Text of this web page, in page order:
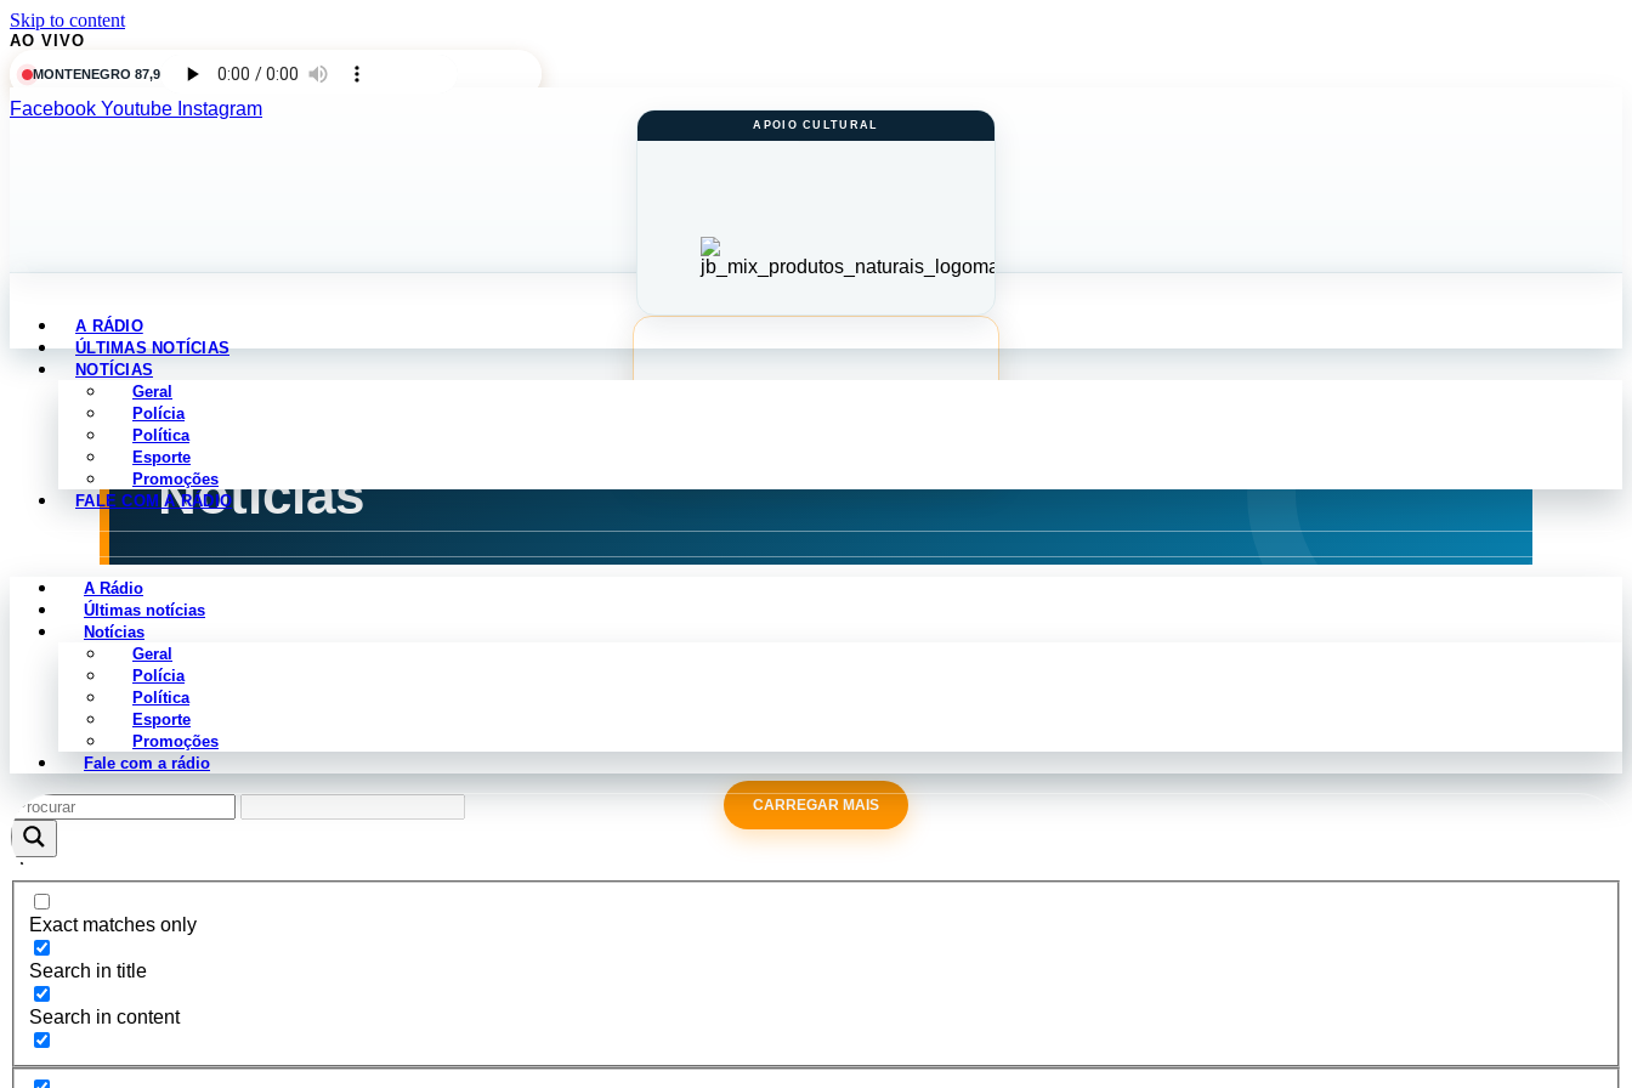
Skip to content
AO VIVO
MONTENEGRO 87,9
Facebook Youtube Instagram
A RÁDIO
ÚLTIMAS NOTÍCIAS
NOTÍCIAS
Geral
Polícia
Política
Esporte
Promoções
FALE COM A RÁDIO
A Rádio
Últimas notícias
Notícias
Geral
Polícia
Política
Esporte
Promoções
Fale com a rádio
Exact matches only
Search in title
Search in content
NOTÍCIAS POR CATEGORIA
Notícias
CARREGAR MAIS